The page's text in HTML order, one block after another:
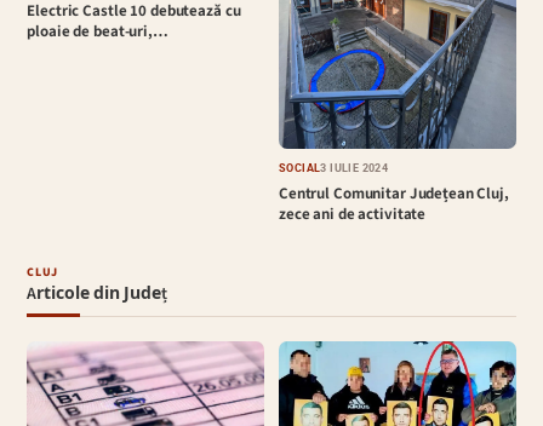
Electric Castle 10 debutează cu
ploaie de beat-uri,…
SOCIAL3 IULIE 2024
Centrul Comunitar Județean Cluj,
zece ani de activitate
CLUJ
Articole din Județ